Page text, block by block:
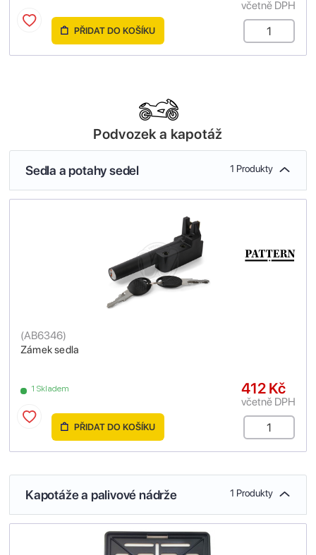
včetně DPH
PŘIDAT DO KOŠÍKU
Podvozek a kapotáž
Sedla a potahy sedel 1 Produkty
Zámek sedla
(AB6346)
1 Skladem 412 Kč
včetně DPH
PŘIDAT DO KOŠÍKU
Kapotáže a palivové nádrže 1 Produkty